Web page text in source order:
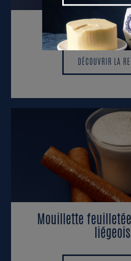
Mini Hot-
DÉCOUVRIR LA
DÉCOUVRIR LA
Mouillette
liégeois